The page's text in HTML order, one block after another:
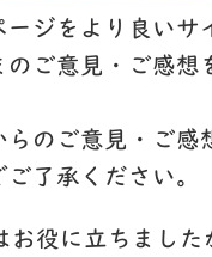
ージをより良いサ
のご意見・ご感想
らのご意見・ご感
了承ください。
お役に立ちました